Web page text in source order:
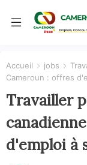
Accueil jobs
Cameroun : offres
Travailler
d'emploi à